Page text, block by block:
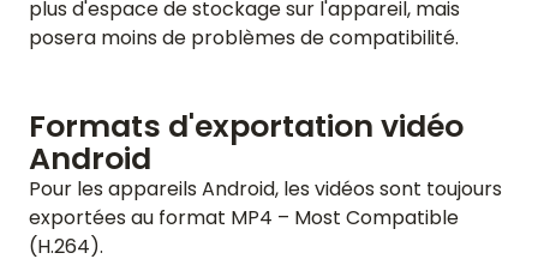
BLOG
ENGLISHGERMANFRENCHSPANISHDUTCHITALIANPORTUGUESE
plus d'espace de stockage sur l'appareil, mais
posera moins de problèmes de compatibilité.
Formats d'exportation vidéo
Android
Pour les appareils Android, les vidéos sont toujours
exportées au format MP4 – Most Compatible
(H.264).